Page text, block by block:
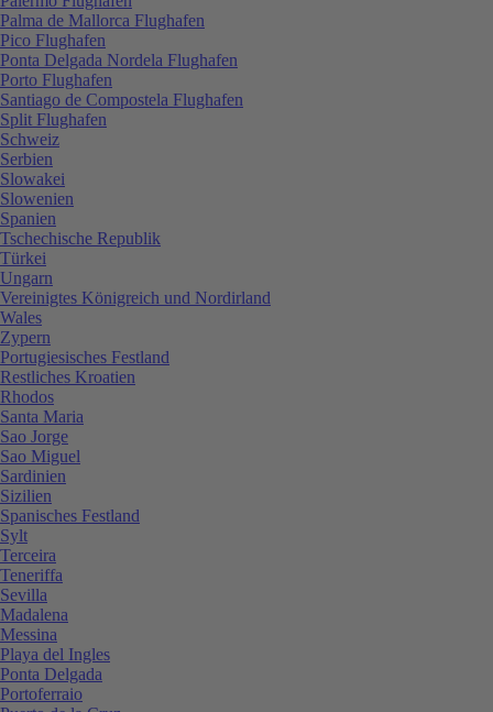
Palma de Mallorca Flughafen
Pico Flughafen
Ponta Delgada Nordela Flughafen
Porto Flughafen
Santiago de Compostela Flughafen
Split Flughafen
Schweiz
Serbien
Slowakei
Slowenien
Spanien
Tschechische Republik
Türkei
Ungarn
Vereinigtes Königreich und Nordirland
Wales
Zypern
Portugiesisches Festland
Restliches Kroatien
Rhodos
Santa Maria
Sao Jorge
Sao Miguel
Sardinien
Sizilien
Spanisches Festland
Sylt
Terceira
Teneriffa
Sevilla
Madalena
Messina
Playa del Ingles
Ponta Delgada
Portoferraio